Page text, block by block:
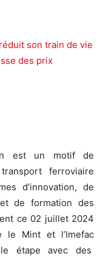
réduit son train de vie
des prix
est un motif de
ferroviaire
d’innovation, de
de formation des
ce 02 juillet 2024
le Mint et l’Imefac
étape avec des